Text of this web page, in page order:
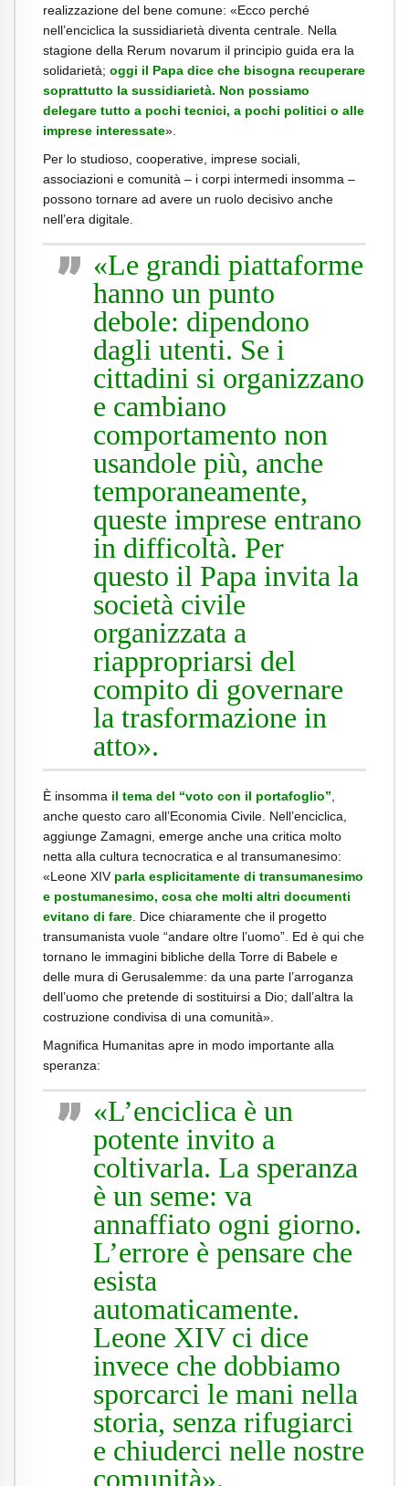
realizzazione del bene comune: «Ecco perché
nell’enciclica la sussidiarietà diventa centrale. Nella
stagione della Rerum novarum il principio guida era la
solidarietà; oggi il Papa dice che bisogna recuperare
soprattutto la sussidiarietà. Non possiamo
delegare tutto a pochi tecnici, a pochi politici o alle
imprese interessate».
Per lo studioso, cooperative, imprese sociali,
associazioni e comunità – i corpi intermedi insomma –
possono tornare ad avere un ruolo decisivo anche
nell’era digitale.
«Le grandi piattaforme
hanno un punto
debole: dipendono
dagli utenti. Se i
cittadini si organizzano
e cambiano
comportamento non
usandole più, anche
temporaneamente,
queste imprese entrano
in difficoltà. Per
questo il Papa invita la
società civile
organizzata a
riappropriarsi del
compito di governare
la trasformazione in
atto».
È insomma il tema del “voto con il portafoglio”
anche questo caro all’Economia Civile. Nell’enciclica,
aggiunge Zamagni, emerge anche una critica molto
netta alla cultura tecnocratica e al transumanesimo:
«Leone XIV parla esplicitamente di transumanesimo
e postumanesimo, cosa che molti altri documenti
evitano di fare . Dice chiaramente che il progetto
transumanista vuole “andare oltre l’uomo”. Ed è qui che
tornano le immagini bibliche della Torre di Babele e
delle mura di Gerusalemme: da una parte l’arroganza
dell’uomo che pretende di sostituirsi a Dio; dall’altra la
costruzione condivisa di una comunità».
Magnifica Humanitas apre in modo importante alla
speranza:
«L’enciclica è un
potente invito a
coltivarla. La speranza
è un seme: va
annaffiato ogni giorno.
L’errore è pensare che
esista
automaticamente.
Leone XIV ci dice
invece che dobbiamo
sporcarci le mani nella
storia, senza rifugiarci
e chiuderci nelle nostre
comunità».